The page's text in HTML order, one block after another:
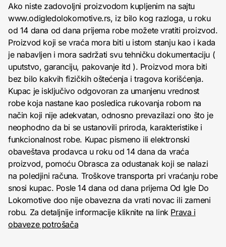
Ako niste zadovoljni proizvodom kupljenim na sajtu
www.odigledolokomotive.rs, iz bilo kog razloga, u roku
od 14 dana od dana prijema robe možete vratiti proizvod.
Proizvod koji se vraća mora biti u istom stanju kao i kada
je nabavljen i mora sadržati svu tehničku dokumentaciju (
uputstvo, garanciju, pakovanje itd ). Proizvod mora biti
bez bilo kakvih fizičkih oštećenja i tragova korišćenja.
Kupac je isključivo odgovoran za umanjenu vrednost
robe koja nastane kao posledica rukovanja robom na
način koji nije adekvatan, odnosno prevazilazi ono što je
neophodno da bi se ustanovili priroda, karakteristike i
funkcionalnost robe. Kupac pismeno ili elektronski
obaveštava prodavca u roku od 14 dana da vraća
proizvod, pomoću Obrasca za odustanak koji se nalazi
na poledjini računa. Troškove transporta pri vraćanju robe
snosi kupac. Posle 14 dana od dana prijema Od Igle Do
Lokomotive doo nije obavezna da vrati novac ili zameni
robu. Za detaljnije informacije kliknite na link Prava i
obaveze potrošača